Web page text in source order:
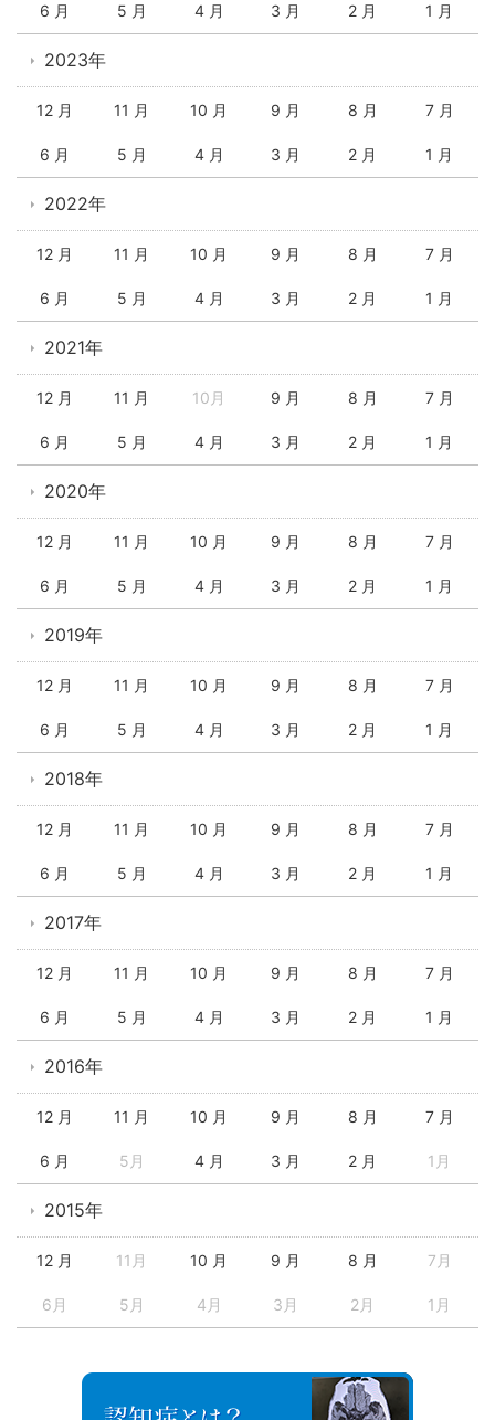
6 月 5 月 4 月 3 月 2 月 1 月
2023年
12 月 11 月 10 月 9 月 8 月 7 月
6 月 5 月 4 月 3 月 2 月 1 月
2022年
12 月 11 月 10 月 9 月 8 月 7 月
6 月 5 月 4 月 3 月 2 月 1 月
2021年
12 月 11 月 10月 9 月 8 月 7 月
6 月 5 月 4 月 3 月 2 月 1 月
2020年
12 月 11 月 10 月 9 月 8 月 7 月
6 月 5 月 4 月 3 月 2 月 1 月
2019年
12 月 11 月 10 月 9 月 8 月 7 月
6 月 5 月 4 月 3 月 2 月 1 月
2018年
12 月 11 月 10 月 9 月 8 月 7 月
6 月 5 月 4 月 3 月 2 月 1 月
2017年
12 月 11 月 10 月 9 月 8 月 7 月
6 月 5 月 4 月 3 月 2 月 1 月
2016年
12 月 11 月 10 月 9 月 8 月 7 月
6 月 5月 4 月 3 月 2 月 1月
2015年
12 月 11月 10 月 9 月 8 月 7月
6月 5月 4月 3月 2月 1月